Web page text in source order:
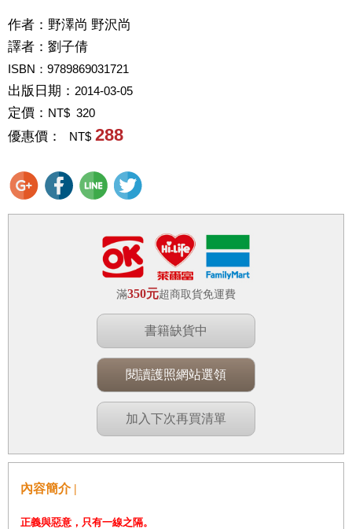
作者： 野澤尚 野沢尚
譯者： 劉子倩
ISBN：9789869031721
出版日期： 2014-03-05
定價： NT$ 320
優惠價： NT$ 288
滿350元超商取貨免運費
書籍缺貨中
閱讀護照網站選領
加入下次再買清單
內容簡介 |
正義與惡意，只有一線之隔。